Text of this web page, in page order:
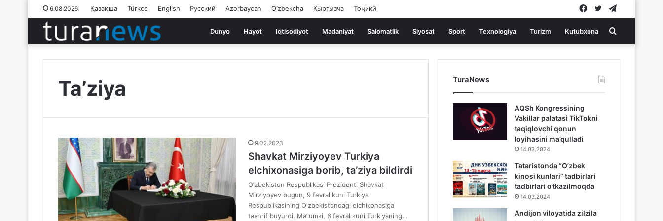
6.08.2026 Қазақша Türkçe English Русский Azərbaycan Oʻzbekcha Кыргызча Тоҷикӣ Twitter
Facebook
Dunyo Hayot Iqtisodiyot Madaniyat Salomatlik Siyosat Sport Texnologiya Turizm Kutubxona Search
for
Ta’ziya
9.02.2023
Shavkat Mirziyoyev Turkiya
elchixonasiga borib, ta’ziya bildirdi
O‘zbekiston Respublikasi Prezidenti Shavkat
Mirziyoyev bugun, 9 fevral kuni Turkiya
Respublikasining O‘zbekistondagi elchixonasiga
tashrif buyurdi. Ma’lumki, 6 fevral kuni Turkiyaning…
TuraNews
AQSh Kongressining
Vakillar palatasi TikTokni
taqiqlovchi qonun
loyihasini ma’qulladi
14.03.2024
Tataristonda “O’zbek
kinosi kunlari” tadbirlari
tadbirlari o‘tkazilmoqda
14.03.2024
Andijon viloyatida zilzila